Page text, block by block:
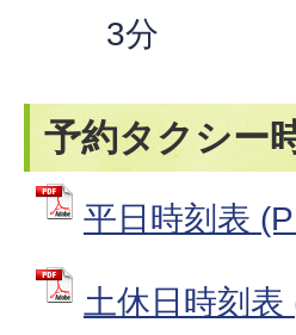
3分
予約タクシー
平日時刻表
土休日時刻